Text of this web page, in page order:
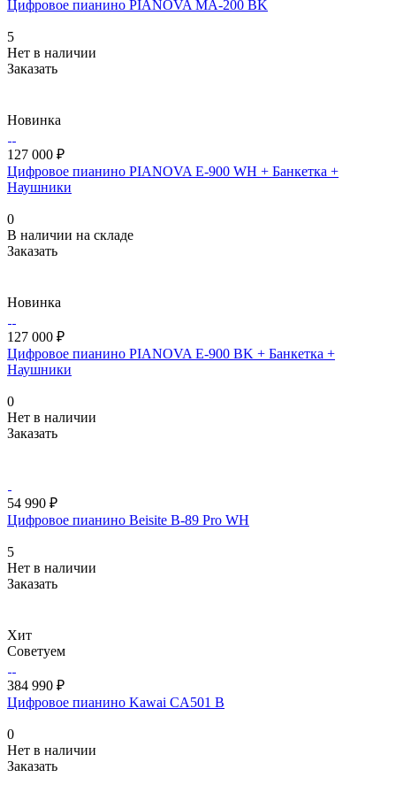
Цифровое пианино PIANOVA MA-200 BK
5
Нет в наличии
Заказать
Новинка
127 000 ₽
Цифровое пианино PIANOVA E-900 WH + Банкетка +
Наушники
0
В наличии на складе
Заказать
Новинка
127 000 ₽
Цифровое пианино PIANOVA E-900 BK + Банкетка +
Наушники
0
Нет в наличии
Заказать
54 990 ₽
Цифровое пианино Beisite B-89 Pro WH
5
Нет в наличии
Заказать
Хит
Советуем
384 990 ₽
Цифровое пианино Kawai CA501 B
0
Нет в наличии
Заказать